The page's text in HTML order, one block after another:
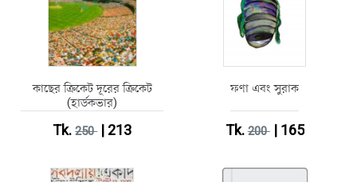
কাছের ক্রিকেট দূরের ক্রিকেট
(হার্ডকভার)
Tk.250| 213
ফণা এবং সুরাক
Tk.200| 165